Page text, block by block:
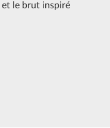
le brut inspiré